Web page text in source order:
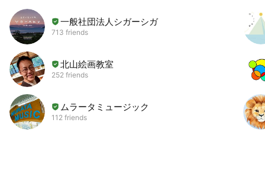
一般社団法人シガーシガ
713 friends
北山絵画教室
252 friends
ムラータミュージック
112 friends